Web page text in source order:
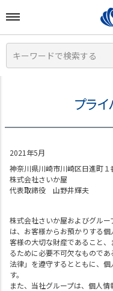
特集から選ぶ
予算から選ぶ
カテゴリから選ぶ
贈る相手から選ぶ
プラ
2021年5月
神奈川県川崎市川崎区日進町１
株式会社さいか屋
代表取締役 山野井輝夫
株式会社さいか屋およびグルー
は、お客様からお預かりする
客様の大切な財産であること
るために必要不可欠なもので
法律」を遵守するとともに、
す。
また、当社グループは、個人情